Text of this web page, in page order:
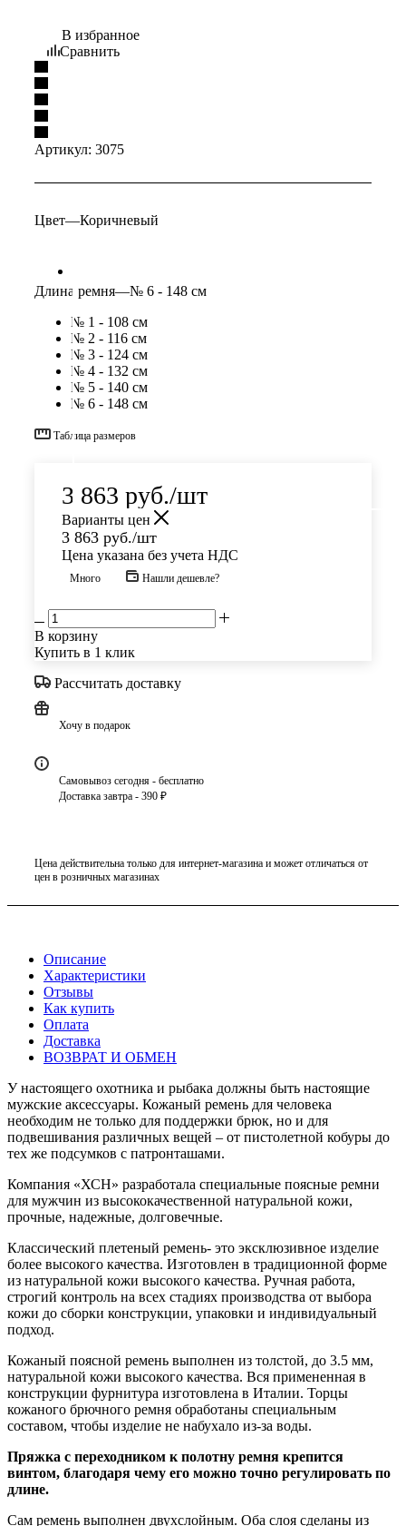
В избранное
Сравнить
Артикул: 3075
Цвет—Коричневый
Длина ремня—№ 6 - 148 см
№ 1 - 108 см
№ 2 - 116 см
№ 3 - 124 см
№ 4 - 132 см
№ 5 - 140 см
№ 6 - 148 см
Таблица размеров
3 863 руб./шт
Варианты цен
3 863 руб./шт
Цена указана без учета НДС
Много Нашли дешевле?
В корзину
Купить в 1 клик
Рассчитать доставку
Хочу в подарок
Самовывоз сегодня - бесплатно
Доставка завтра - 390 ₽
Цена действительна только для интернет-магазина и может отличаться от
цен в розничных магазинах
Описание
Характеристики
Отзывы
Как купить
Оплата
Доставка
ВОЗВРАТ И ОБМЕН
У настоящего охотника и рыбака должны быть настоящие
мужские аксессуары. Кожаный ремень для человека
необходим не только для поддержки брюк, но и для
подвешивания различных вещей – от пистолетной кобуры до
тех же подсумков с патронташами.
Компания «ХСН» разработала специальные поясные ремни
для мужчин из высококачественной натуральной кожи,
прочные, надежные, долговечные.
Классический плетеный ремень- это эксклюзивное изделие
более высокого качества. Изготовлен в традиционной форме
из натуральной кожи высокого качества. Ручная работа,
строгий контроль на всех стадиях производства от выбора
кожи до сборки конструкции, упаковки и индивидуальный
подход.
Кожаный поясной ремень выполнен из толстой, до 3.5 мм,
натуральной кожи высокого качества. Вся примененная в
конструкции фурнитура изготовлена в Италии. Торцы
кожаного брючного ремня обработаны специальным
составом, чтобы изделие не набухало из-за воды.
Пряжка с переходником к полотну ремня крепится
винтом, благодаря чему его можно точно регулировать по
длине.
Сам ремень выполнен двухслойным. Оба слоя сделаны из